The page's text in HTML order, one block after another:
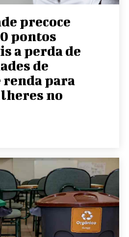
precoce
pontos
a perda de
de
para
no